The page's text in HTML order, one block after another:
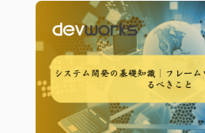
り、複数人で保守を続けること
ルや再利用可能な仕組みがなけ
とは難しくなります。現在、多
レームワークが採用されている
するためではなく、長期的な保
として重要な役割を果たしてい